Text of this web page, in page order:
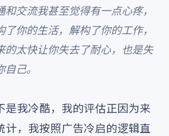
和交流我甚至觉得有一点心疼，
了你的生活，解构了你的工作，
的太快让你失去了耐心，也是失
己。
是我冷酷，我的评估正因为来
计，我按照广告冷启的逻辑直